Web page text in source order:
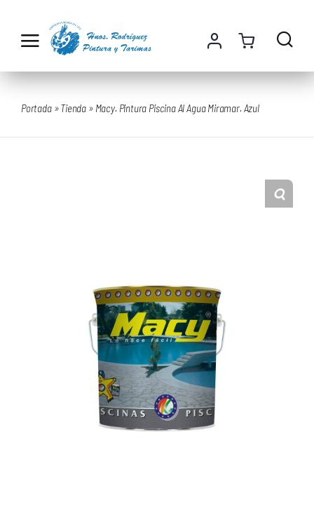
contenido
Portada»Tienda » Macy. Pintura Piscina Al Agua Miramar. Azul